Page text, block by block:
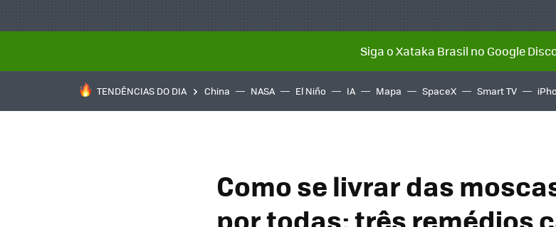
Siga o Xataka Brasil no Google
TENDÊNCIAS DO DIA China NASA El Niño IA Mapa SpaceX Smart TV
Como se livrar das